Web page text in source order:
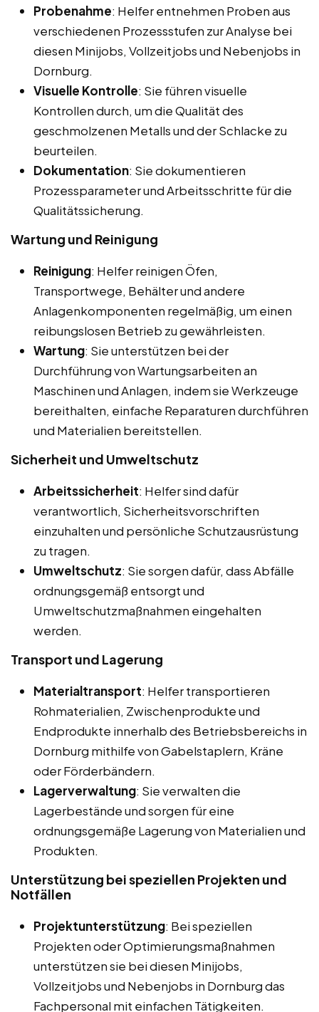
Probenahme: Helfer entnehmen Proben aus
verschiedenen Prozessstufen zur Analyse bei
diesen Minijobs, Vollzeitjobs und Nebenjobs in
Dornburg.
Visuelle Kontrolle: Sie führen visuelle
Kontrollen durch, um die Qualität des
geschmolzenen Metalls und der Schlacke zu
beurteilen.
Dokumentation: Sie dokumentieren
Prozessparameter und Arbeitsschritte für die
Qualitätssicherung.
Wartung und Reinigung
Reinigung: Helfer reinigen Öfen,
Transportwege, Behälter und andere
Anlagenkomponenten regelmäßig, um einen
reibungslosen Betrieb zu gewährleisten.
Wartung: Sie unterstützen bei der
Durchführung von Wartungsarbeiten an
Maschinen und Anlagen, indem sie Werkzeuge
bereithalten, einfache Reparaturen durchführen
und Materialien bereitstellen.
Sicherheit und Umweltschutz
Arbeitssicherheit: Helfer sind dafür
verantwortlich, Sicherheitsvorschriften
einzuhalten und persönliche Schutzausrüstung
zu tragen.
Umweltschutz: Sie sorgen dafür, dass Abfälle
ordnungsgemäß entsorgt und
Umweltschutzmaßnahmen eingehalten
werden.
Transport und Lagerung
Materialtransport: Helfer transportieren
Rohmaterialien, Zwischenprodukte und
Endprodukte innerhalb des Betriebsbereichs in
Dornburg mithilfe von Gabelstaplern, Kräne
oder Förderbändern.
Lagerverwaltung: Sie verwalten die
Lagerbestände und sorgen für eine
ordnungsgemäße Lagerung von Materialien und
Produkten.
Unterstützung bei speziellen Projekten und
Notfällen
Projektunterstützung: Bei speziellen
Projekten oder Optimierungsmaßnahmen
unterstützen sie bei diesen Minijobs,
Vollzeitjobs und Nebenjobs in Dornburg das
Fachpersonal mit einfachen Tätigkeiten.